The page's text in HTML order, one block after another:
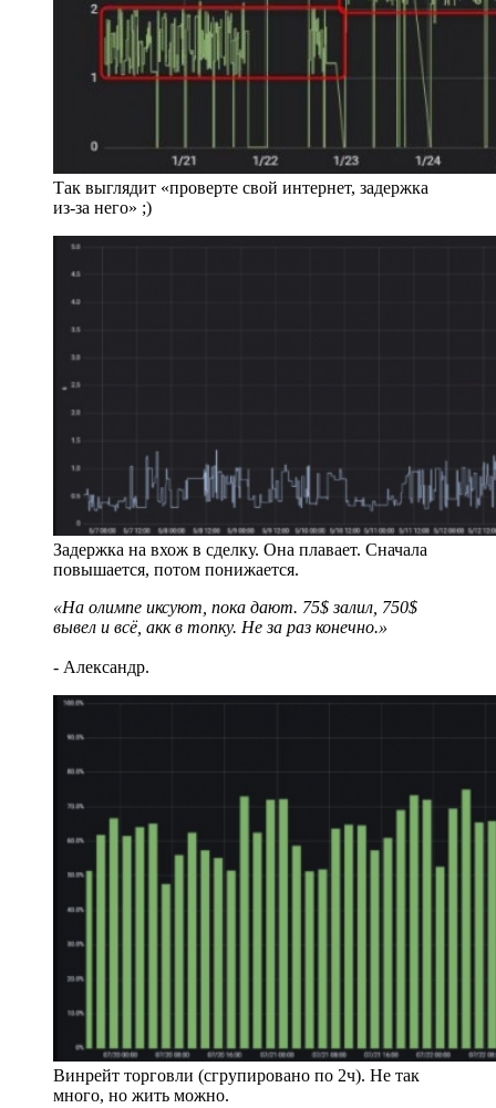
Так выглядит «проверте свой интернет, задержка
из‑за него» ;)
Задержка на вхож в сделку. Она плавает. Сначала
повышается, потом понижается.
«На олимпе иксуют, пока дают. 75$ залил, 750$
вывел и всё, акк в топку. Не за раз конечно.»
- Александр.
Винрейт торговли (сгрупировано по 2ч). Не так
много, но жить можно.